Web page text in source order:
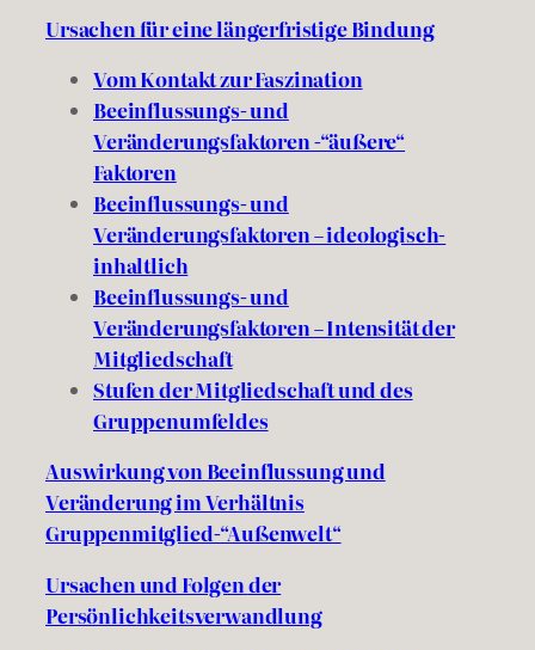
Ursachen für eine längerfristige Bindung
Vom Kontakt zur Faszination
Beeinflussungs- und
Veränderungsfaktoren -“äußere“
Faktoren
Beeinflussungs- und
Veränderungsfaktoren – ideologisch-
inhaltlich
Beeinflussungs- und
Veränderungsfaktoren – Intensität der
Mitgliedschaft
Stufen der Mitgliedschaft und des
Gruppenumfeldes
Auswirkung von Beeinflussung und
Veränderung im Verhältnis
Gruppenmitglied-“Außenwelt“
Ursachen und Folgender
Persönlichkeitsverwandlung